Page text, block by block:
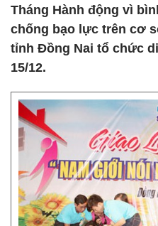
Tháng Hành động vì
chống bạo lực trên cơ
tỉnh Đồng Nai tổ chức
15/12.